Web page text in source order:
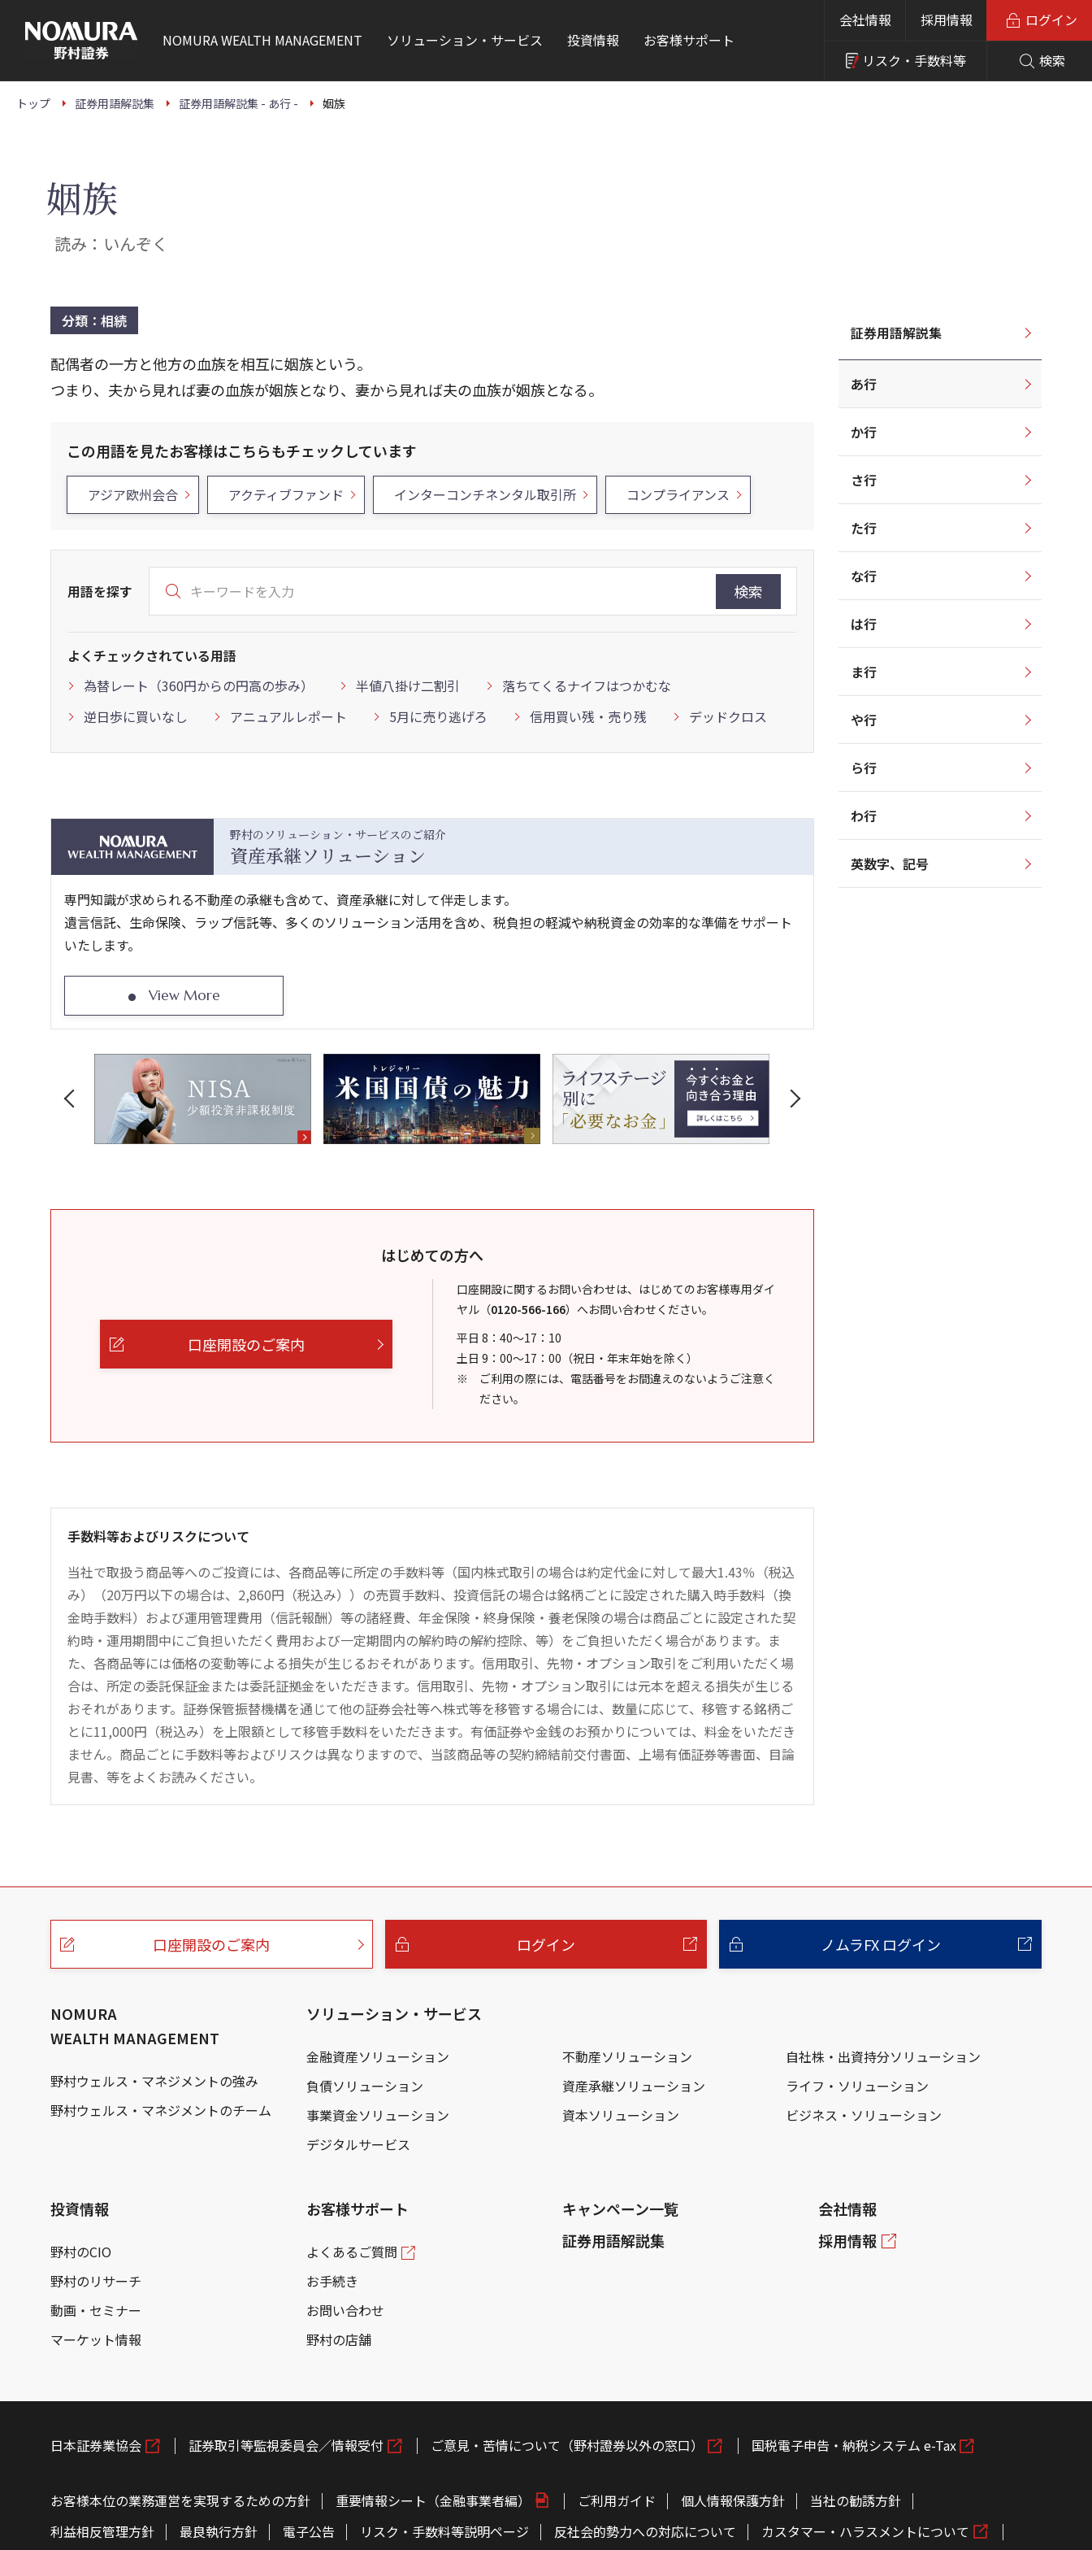
本
NOMURAWEALTH MANAGEMENT ソリューション・サービス 投資情報 お客様サポート
会社情報 採用情報
リスク・ 手数料等 検索
ログイン
トップ 証券用語解説集 証券用語解説集 - あ行 - 姻族
姻族
読み：いんぞく
分類：相続
配偶者の一方と他方の血族を相互に姻族という。
つまり、夫から見れば妻の血族が姻族となり、妻から見れば夫の血族が姻族となる。
この用語を見たお客様はこちらもチェックしています
アジア欧州会合 アクティブファンド インターコンチネンタル取引所 コンプライアンス
用語を探す 検索
よくチェックされている用語
為替レート（360円からの円高の歩み）
半値八掛け二割引
落ちてくるナイフはつかむな
逆日歩に買いなし
アニュアルレポート 5月に売り逃げろ 信用買い残・売り残 デッドクロス
野村のソリューション・サービスのご紹介
資産承継ソリューション
専門知識が求められる不動産の承継も含めて、資産承継に対して伴走します。
遺言信託、生命保険、ラップ信託等、多くのソリューション活用を含め、税負担の軽減や納税資金の効率的な準備をサポート
いたします。
View More
はじめての方へ
口座開設のご案内
口座開設に関するお問い合わせは、はじめてのお客様専用ダイ
ヤル （0120-566-166） へお問い合わせください。
平日 8：40～17：10
土日 9：00～17：00（祝日・年末年始を除く）
ご利用の際には、電話番号をお間違えのないようご注意く
ださい。
手数料等およびリスクについて
当社で取扱う商品等へのご投資には、各商品等に所定の手数料等（国内株式取引の場合は約定代金に対して最大1.43％（税込
み）（20万円以下の場合は、2,860円（税込み））の売買手数料、投資信託の場合は銘柄ごとに設定された購入時手数料（換
金時手数料）および運用管理費用（信託報酬）等の諸経費、年金保険・終身保険・養老保険の場合は商品ごとに設定された契
約時・運用期間中にご負担いただく費用および一定期間内の解約時の解約控除、等）をご負担いただく場合があります。ま
た、各商品等には価格の変動等による損失が生じるおそれがあります。信用取引、先物・オプション取引をご利用いただく場
合は、所定の委託保証金または委託証拠金をいただきます。信用取引、先物・オプション取引には元本を超える損失が生じる
おそれがあります。証券保管振替機構を通じて他の証券会社等へ株式等を移管する場合には、数量に応じて、移管する銘柄ご
とに11,000円（税込み）を上限額として移管手数料をいただきます。有価証券や金銭のお預かりについては、料金をいただき
ません。商品ごとに手数料等およびリスクは異なりますので、当該商品等の契約締結前交付書面、上場有価証券等書面、目論
見書、等をよくお読みください。
証券用語解説集
あ行
か行
さ行
た行
な行
は行
ま行
や行
ら行
わ行
英数字、記号
こ
口座開設のご案内 ログイン ノムラFX ログイン
NOMURA
WEALTH MANAGEMENT
野村ウェルス・マネジメントの強み
野村ウェルス・マネジメントのチーム
ソリューション・サービス
金融資産ソリューション 不動産ソリューション
自社株・出資持分ソリューション
負債ソリューション
資産承継ソリューション
ライフ・ソリューション
事業資金ソリューション
資本ソリューション
ビジネス・ソリューション
デジタルサービス
投資情報
野村のCIO
野村のリサーチ
動画・セミナー
マーケット情報
お客様サポート
よくあるご質問
お手続き
お問い合わせ
野村の店舗
キャンペーン一覧
証券用語解説集
会社情報
採用情報
日本証券業協会 証券取引等監視委員会／情報受付 ご意見・苦情について（野村證券以外の窓口） 国税電子申告・納税システム e-Tax
お客様本位の業務運営を実現するための方針 重要情報シート（金融事業者編） ご利用ガイド 個人情報保護方針
当社の勧誘方針
利益相反管理方針
最良執行方針 電子公告 リスク・手数料等説明ページ 反社会的勢力への対応について カスタマー・ハラスメントについて